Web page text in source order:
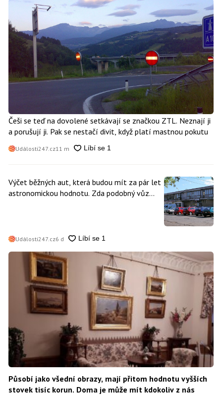
Češi se teď na dovolené setkávají se značkou ZTL. Neznají ji
a porušují ji. Pak se nestačí divit, když platí mastnou pokutu
Události247.cz11 m
Výčet běžných aut, která budou mít za pár let
astronomickou hodnotu. Zda podobný vůz
Události247.cz6 d
Působí jako všední obrazy, mají přitom hodnotu vyšších
stovek tisíc korun. Doma je může mít kdokoliv z nás